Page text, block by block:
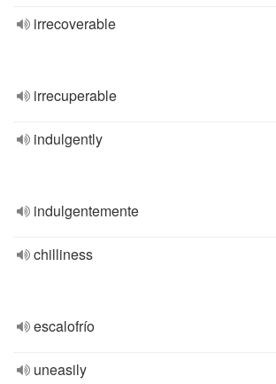
irrecoverable
irrecuperable
indulgently
indulgentemente
chilliness
escalofrío
uneasily